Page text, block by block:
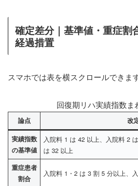
確定差分｜基準値・重症割
経過措置
スマホでは表を横スクロールできます
回復期リハ実績指数
論点 改
実績指数
の基準値
入院料 1 は 42 以上、入院料 2
は 32 以上
重症患者
割合
入院料 1・2 は 3 割 5 分以上、